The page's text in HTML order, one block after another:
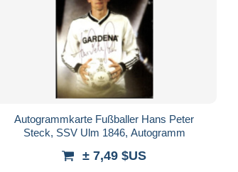
Autogrammkarte Fußballer Hans Peter
Steck, SSV Ulm 1846, Autogramm
± 7,49 $US